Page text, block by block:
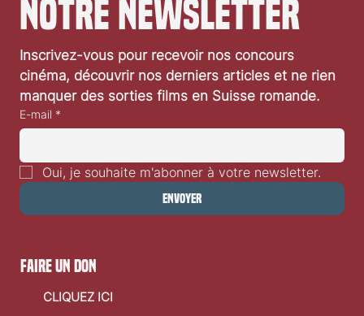
Festival de Locarno 2026: Taxi Driver
notre newsletter
Inscrivez-vous pour recevoir nos concours
cinéma, découvrir nos derniers articles et ne rien
manquer des sorties films en Suisse romande.
E-mail *
Oui, je souhaite m'abonner à votre newsletter.
Envoyer
faire un don
CLIQUEZ ICI